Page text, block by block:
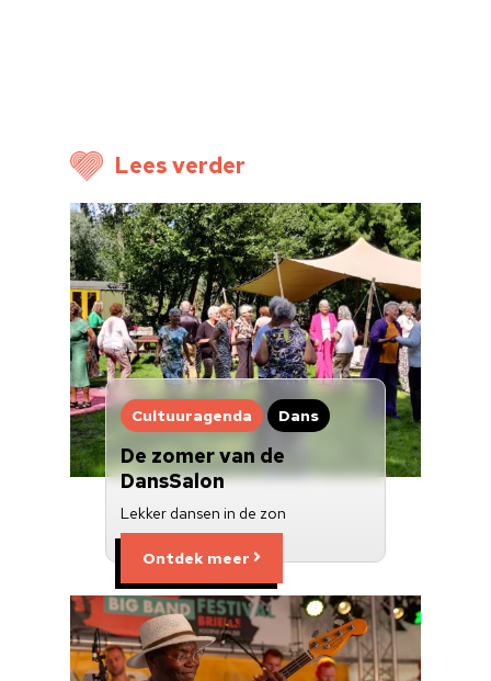
Lees verder
Cultuuragenda Dans
De zomer van de
DansSalon
Lekker dansen in de zon
Ontdek meer